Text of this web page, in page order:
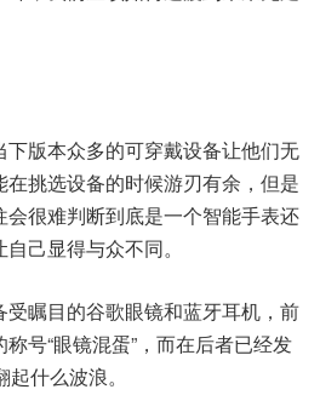
版本众多的可穿戴设备让他们无
挑选设备的时候游刃有余，但是
很难判断到底是一个智能手表还
己显得与众不同。
瞩目的谷歌眼镜和蓝牙耳机，前
号“眼镜混蛋”，而在后者已经发
什么波浪。